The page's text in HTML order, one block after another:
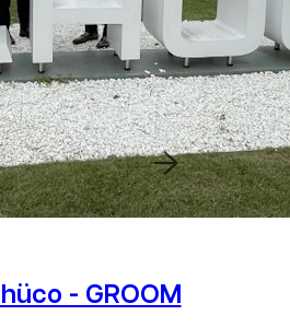
Bouton de
- GROOM